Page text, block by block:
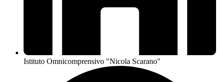
Istituto Omnicomprensivo "Nicola Scarano"